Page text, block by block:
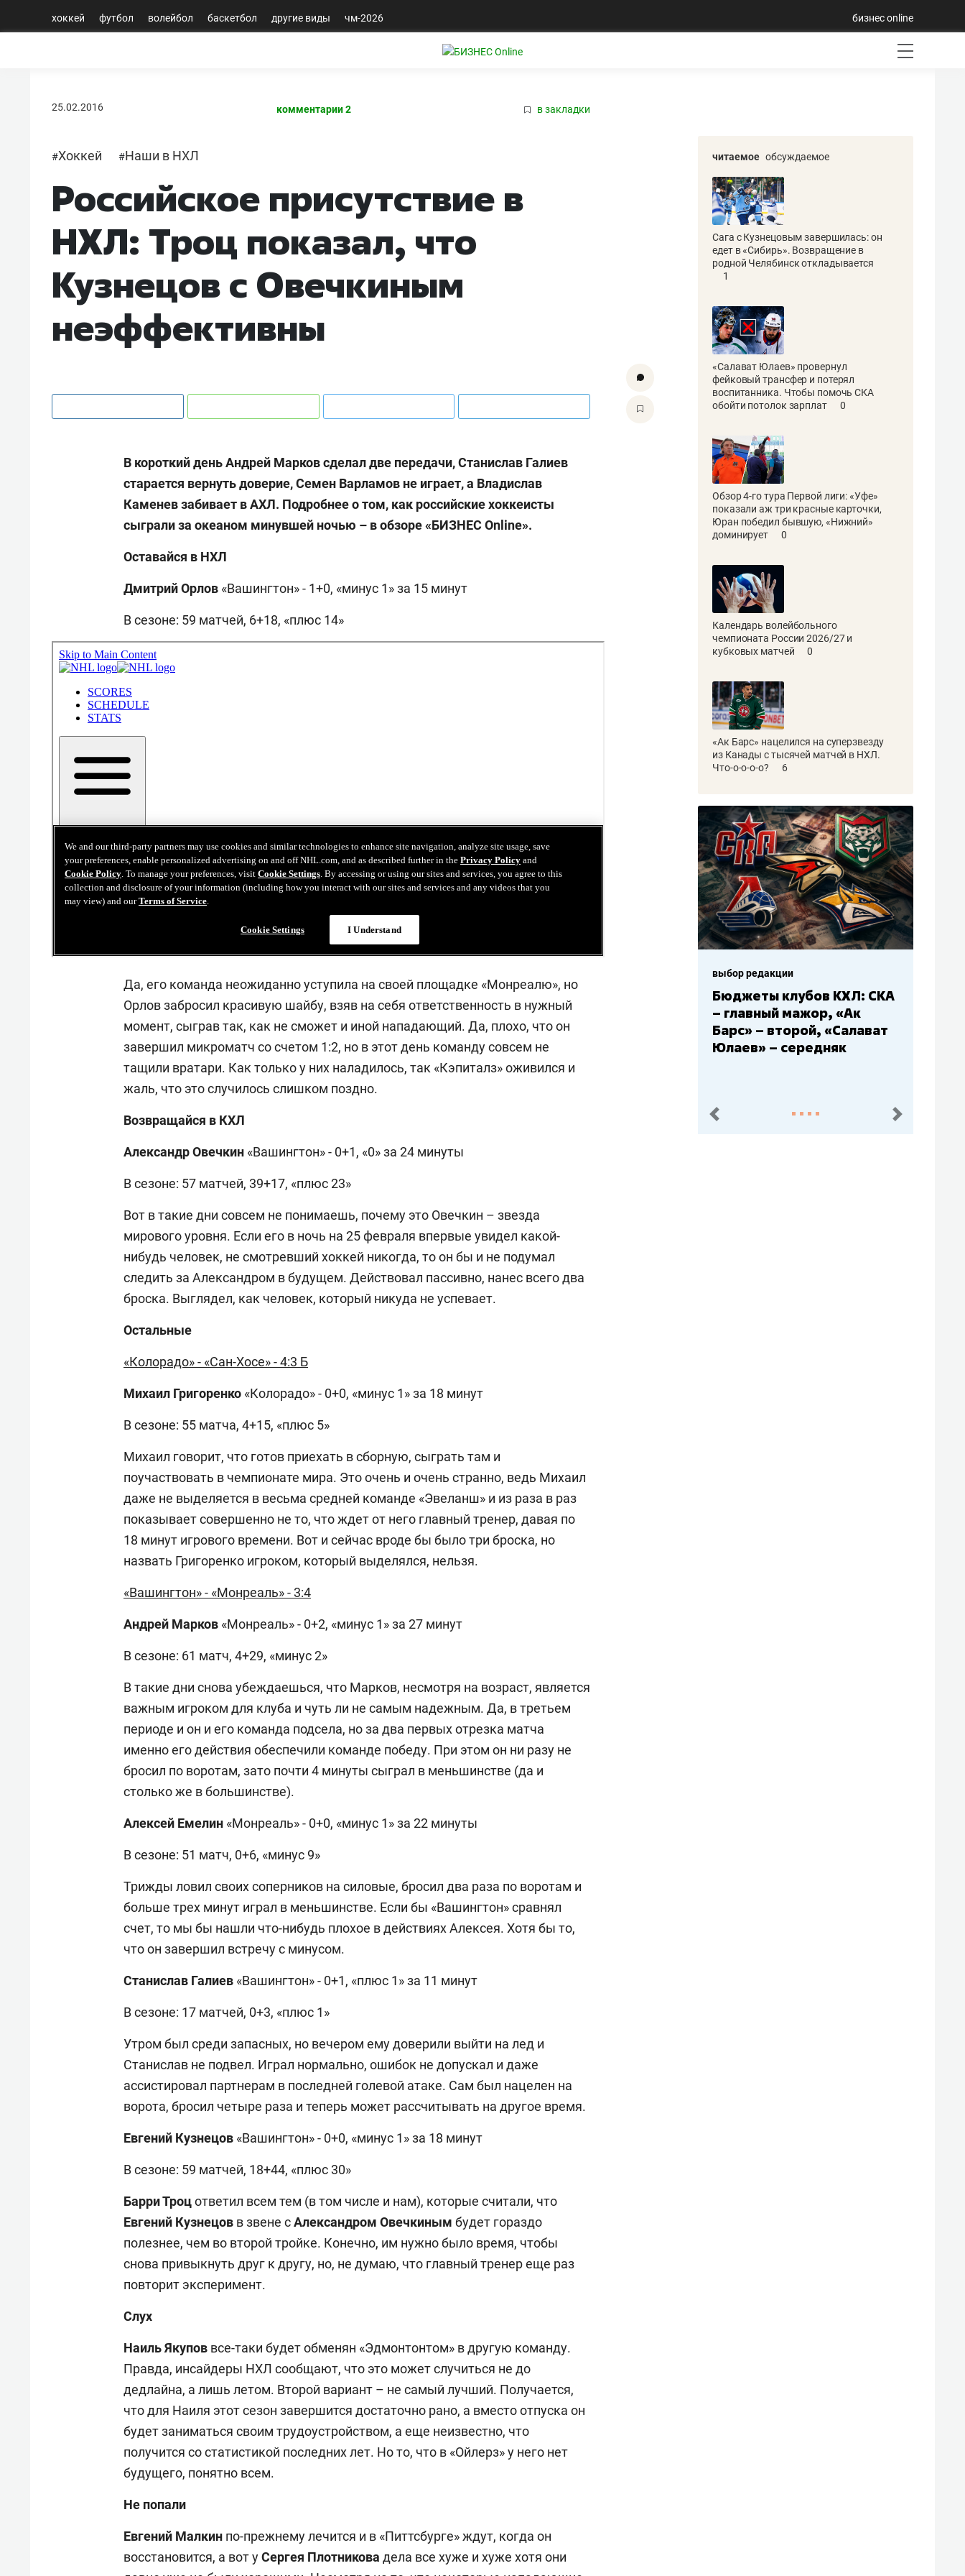
хоккей футбол волейбол баскетбол другие виды чм-2026 бизнес online
25.02.2016 комментарии 2 в закладки
#Хоккей #Наши в НХЛ
Российское присутствие в
НХЛ: Троц показал, что
Кузнецов с Овечкиным
неэффективны
В короткий день Андрей Марков сделал две передачи, Станислав Галиев
старается вернуть доверие, Семен Варламов не играет, а Владислав
Каменев забивает в АХЛ. Подробнее о том, как российские хоккеисты
сыграли за океаном минувшей ночью – в обзоре «БИЗНЕС Online».
Оставайся в НХЛ
Дмитрий Орлов «Вашингтон» - 1+0, «минус 1» за 15 минут
В сезоне: 59 матчей, 6+18, «плюс 14»
Да, его команда неожиданно уступила на своей площадке «Монреалю», но
Орлов забросил красивую шайбу, взяв на себя ответственность в нужный
момент, сыграв так, как не сможет и иной нападающий. Да, плохо, что он
завершил микроматч со счетом 1:2, но в этот день команду совсем не
тащили вратари. Как только у них наладилось, так «Кэпиталз» оживился и
жаль, что это случилось слишком поздно.
Возвращайся в КХЛ
Александр Овечкин «Вашингтон» - 0+1, «0» за 24 минуты
В сезоне: 57 матчей, 39+17, «плюс 23»
Вот в такие дни совсем не понимаешь, почему это Овечкин – звезда
мирового уровня. Если его в ночь на 25 февраля впервые увидел какой-
нибудь человек, не смотревший хоккей никогда, то он бы и не подумал
следить за Александром в будущем. Действовал пассивно, нанес всего два
броска. Выглядел, как человек, который никуда не успевает.
Остальные
«Колорадо» - «Сан-Хосе» - 4:3 Б
Михаил Григоренко «Колорадо» - 0+0, «минус 1» за 18 минут
В сезоне: 55 матча, 4+15, «плюс 5»
Михаил говорит, что готов приехать в сборную, сыграть там и
поучаствовать в чемпионате мира. Это очень и очень странно, ведь Михаил
даже не выделяется в весьма средней команде «Эвеланш» и из раза в раз
показывает совершенно не то, что ждет от него главный тренер, давая по
18 минут игрового времени. Вот и сейчас вроде бы было три броска, но
назвать Григоренко игроком, который выделялся, нельзя.
«Вашингтон» - «Монреаль» - 3:4
Андрей Марков «Монреаль» - 0+2, «минус 1» за 27 минут
В сезоне: 61 матч, 4+29, «минус 2»
В такие дни снова убеждаешься, что Марков, несмотря на возраст, является
важным игроком для клуба и чуть ли не самым надежным. Да, в третьем
периоде и он и его команда подсела, но за два первых отрезка матча
именно его действия обеспечили команде победу. При этом он ни разу не
бросил по воротам, зато почти 4 минуты сыграл в меньшинстве (да и
столько же в большинстве).
Алексей Емелин «Монреаль» - 0+0, «минус 1» за 22 минуты
В сезоне: 51 матч, 0+6, «минус 9»
Трижды ловил своих соперников на силовые, бросил два раза по воротам и
больше трех минут играл в меньшинстве. Если бы «Вашингтон» сравнял
счет, то мы бы нашли что-нибудь плохое в действиях Алексея. Хотя бы то,
что он завершил встречу с минусом.
Станислав Галиев «Вашингтон» - 0+1, «плюс 1» за 11 минут
В сезоне: 17 матчей, 0+3, «плюс 1»
Утром был среди запасных, но вечером ему доверили выйти на лед и
Станислав не подвел. Играл нормально, ошибок не допускал и даже
ассистировал партнерам в последней голевой атаке. Сам был нацелен на
ворота, бросил четыре раза и теперь может рассчитывать на другое время.
Евгений Кузнецов «Вашингтон» - 0+0, «минус 1» за 18 минут
В сезоне: 59 матчей, 18+44, «плюс 30»
Барри Троцответил всем тем (в том числе и нам), которые считали, что
Евгений Кузнецов в звене сАлександром Овечкиным будет гораздо
полезнее, чем во второй тройке. Конечно, им нужно было время, чтобы
снова привыкнуть друг к другу, но, не думаю, что главный тренер еще раз
повторит эксперимент.
Слух
Наиль Якупов все-таки будет обменян «Эдмонтонтом» в другую команду.
Правда, инсайдеры НХЛ сообщают, что это может случиться не до
дедлайна, а лишь летом. Второй вариант – не самый лучший. Получается,
что для Наиля этот сезон завершится достаточно рано, а вместо отпуска он
будет заниматься своим трудоустройством, а еще неизвестно, что
получится со статистикой последних лет. Но то, что в «Ойлерз» у него нет
будущего, понятно всем.
Не попали
Евгений Малкин по-прежнему лечится и в «Питтсбурге» ждут, когда он
восстановится, а вот уСергея Плотникова дела все хуже и хуже хотя они
читаемое обсуждаемое
Сага с Кузнецовым завершилась: он
едет в «Сибирь». Возвращение в
родной Челябинск откладывается
1
«Салават Юлаев» провернул
фейковый трансфер и потерял
воспитанника. Чтобы помочь СКА
обойти потолок зарплат
0
Обзор 4-го тура Первой лиги: «Уфе»
показали аж три красные карточки,
Юран победил бывшую, «Нижний»
доминирует
0
Календарь волейбольного
чемпионата России 2026/27 и
кубковых матчей
0
«Ак Барс» нацелился на суперзвезду
из Канады с тысячей матчей в НХЛ.
Что-о-о-о-о?
6
выбор редакции
Бюджеты клубов КХЛ: СКА
– главный мажор, «Ак
Барс» – второй, «Салават
Юлаев» – середняк
пред. след.